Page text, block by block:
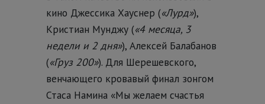
кино Джессика Хауснер («Лурд»),
Кристиан Мунджу («4 месяца, 3
недели и 2 дня»), Алексей Балабанов
(«Груз 200»). Для Шерешевского,
венчающего кровавый финал зонгом
Стаса Намина «Мы желаем счастья